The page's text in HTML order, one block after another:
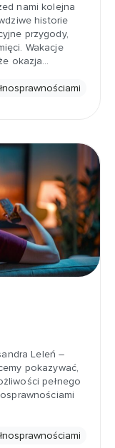
nami kolejna
historie
przygody,
Wakacje
okazja…
Leleń –
pokazywać,
pełnego